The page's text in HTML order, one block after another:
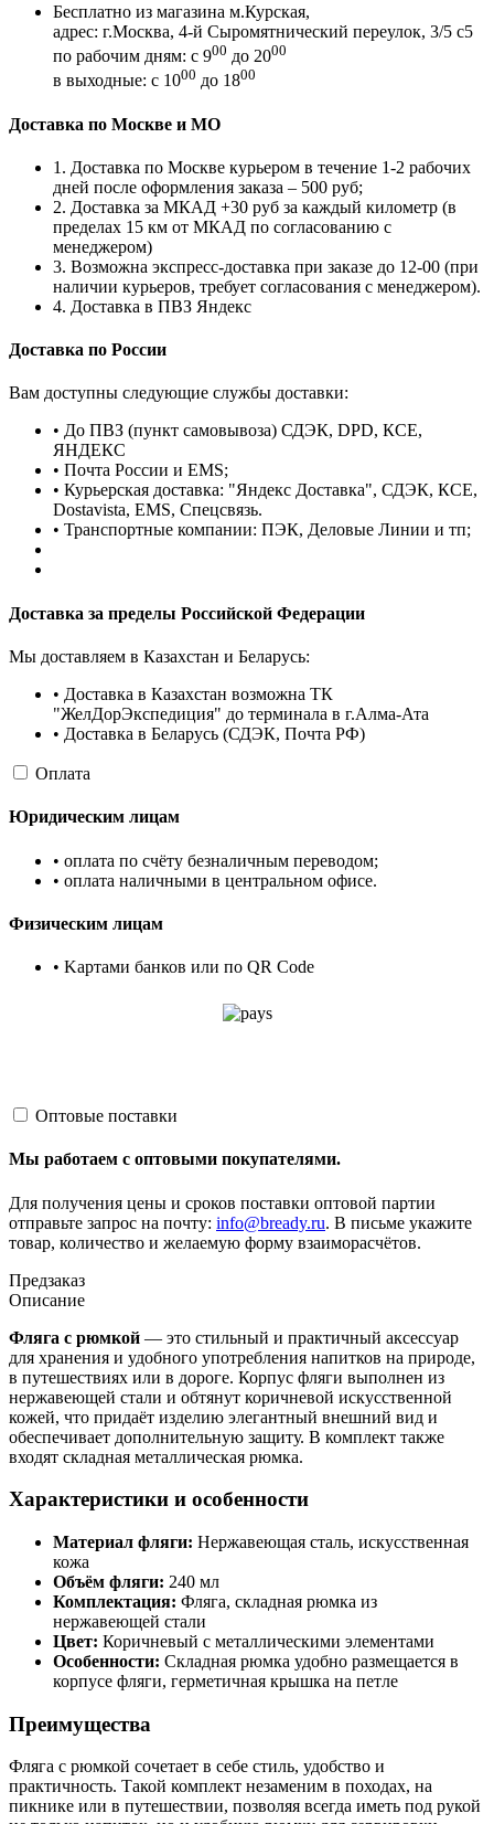
Бесплатно из магазина м.Курская,
адрес: г.Москва, 4-й Сыромятнический переулок, 3/5 с5
по рабочим дням: с 900 до 2000
в выходные: с 1000 до 1800
Доставка по Москве и МО
1. Доставка по Москве курьером в течение 1-2 рабочих
дней после оформления заказа – 500 руб;
2. Доставка за МКАД +30 руб за каждый километр (в
пределах 15 км от МКАД по согласованию с
менеджером)
3. Возможна экспресс-доставка при заказе до 12-00 (при
наличии курьеров, требует согласования с менеджером).
4. Доставка в ПВЗ Яндекс
Доставка по России
Вам доступны следующие службы доставки:
• До ПВЗ (пункт самовывоза) СДЭК, DPD, КСЕ,
ЯНДЕКС
• Почта России и EMS;
• Курьерская доставка: "Яндекс Доставка", СДЭК, КСЕ,
Dostavista, EMS, Спецсвязь.
• Транспортные компании: ПЭК, Деловые Линии и тп;
Доставка за пределы Российской Федерации
Мы доставляем в Казахстан и Беларусь:
• Доставка в Казахстан возможна ТК
"ЖелДорЭкспедиция" до терминала в г.Алма-Ата
• Доставка в Беларусь (СДЭК, Почта РФ)
Оплата
Юридическим лицам
• оплата по счёту безналичным переводом;
• оплата наличными в центральном офисе.
Физическим лицам
• Kартами банков или по QR Code
Оптовые поставки
Мы работаем с оптовыми покупателями.
Для получения цены и сроков поставки оптовой партии
отправьте запрос на почту: info@bready.ru. В письме укажите
товар, количество и желаемую форму взаиморасчётов.
Предзаказ
Описание
Фляга с рюмкой — это стильный и практичный аксессуар
для хранения и удобного употребления напитков на природе,
в путешествиях или в дороге. Корпус фляги выполнен из
нержавеющей стали и обтянут коричневой искусственной
кожей, что придаёт изделию элегантный внешний вид и
обеспечивает дополнительную защиту. В комплект также
входят складная металлическая рюмка.
Характеристики и особенности
Материал фляги: Нержавеющая сталь, искусственная
кожа
Объём фляги: 240 мл
Комплектация: Фляга, складная рюмка из
нержавеющей стали
Цвет: Коричневый с металлическими элементами
Особенности: Складная рюмка удобно размещается в
корпусе фляги, герметичная крышка на петле
Преимущества
Фляга с рюмкой сочетает в себе стиль, удобство и
практичность. Такой комплект незаменим в походах, на
пикнике или в путешествии, позволяя всегда иметь под рукой